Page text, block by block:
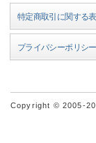
特定商取引に関する
プライバシーポリシー
Copyright © 2005-